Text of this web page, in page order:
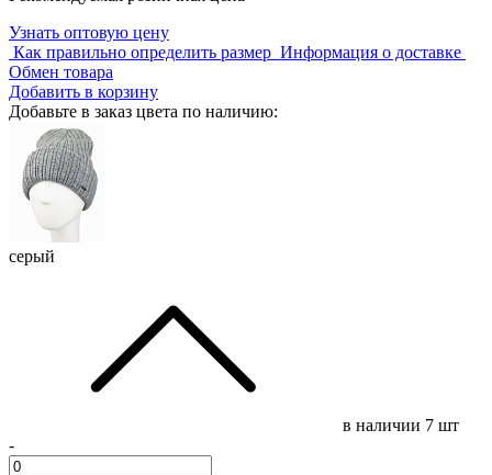
Узнать оптовую цену
Как правильно определить размер Информация о доставке
Обмен товара
Добавить в корзину
Добавьте в заказ цвета по наличию:
серый
в наличии 7 шт
-